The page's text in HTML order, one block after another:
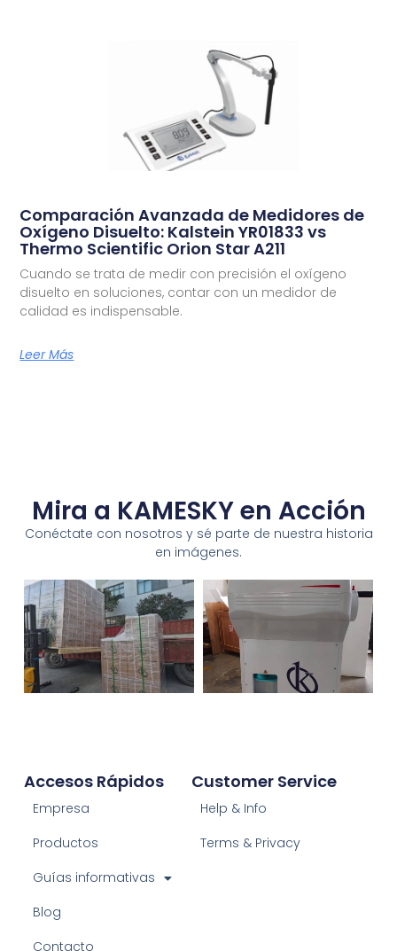
Comparación Avanzada de Medidores de
Oxígeno Disuelto: Kalstein YR01833 vs
Thermo Scientific Orion Star A211
Cuando se trata de medir con precisión el oxígeno
disuelto en soluciones, contar con un medidor de
calidad es indispensable.
Leer Más
Mira a KAMESKY en Acción
Conéctate con nosotros y sé parte de nuestra historia
en imágenes.
Customer Service
Help & Info
Terms & Privacy
Accesos Rápidos
Empresa
Productos
Guías informativas
Blog
Contacto